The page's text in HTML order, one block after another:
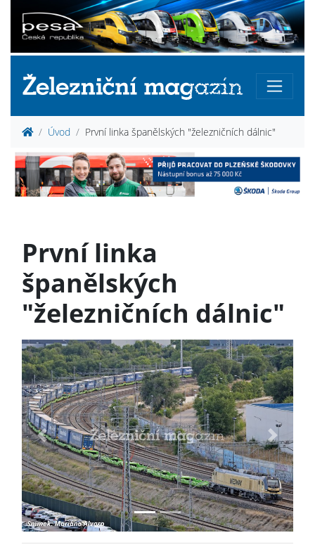
Úvod První linka španělských "železničních dálnic"
První linka
španělských
"železničních dálnic"
Previous Next